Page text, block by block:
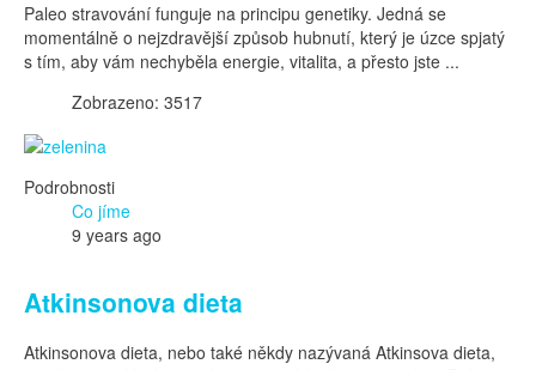
Paleo stravování funguje na principu genetiky. Jedná se
momentálně o nejzdravější způsob hubnutí, který je úzce spjatý
s tím, aby vám nechyběla energie, vitalita, a přesto jste ...
Zobrazeno: 3517
Podrobnosti
Co jíme
9 years ago
Atkinsonova dieta
Atkinsonova dieta, nebo také někdy nazývaná Atkinsova dieta,